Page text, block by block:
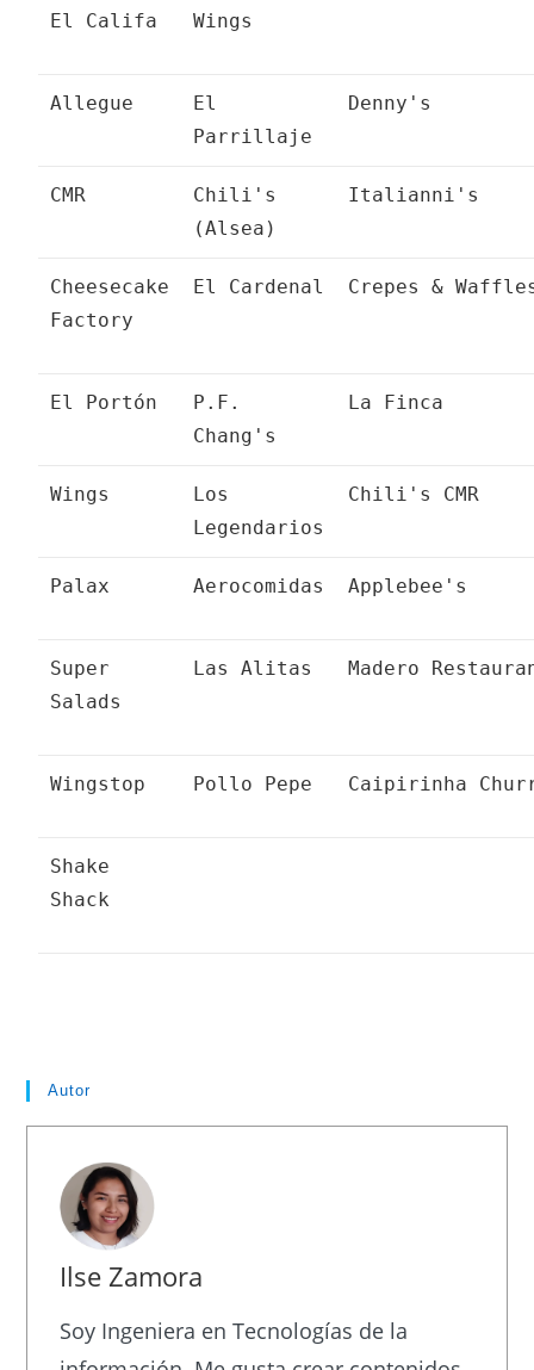
El Califa
Wings
Allegue
El
Parrillaje
Denny's
CMR
Chili's
(Alsea)
Italianni's
Cheesecake
Factory
El Cardenal Crepes &
El Portón
P.F.
Chang's
La Finca
Wings
Los
Legendarios
Chili's CMR
Palax Aerocomidas Applebee's
Super
Salads
Las Alitas Madero
Wingstop Pollo Pepe Caipirinha
Shake
Shack
Autor
Ilse Zamora
Soy Ingeniera en Tecnologías de la